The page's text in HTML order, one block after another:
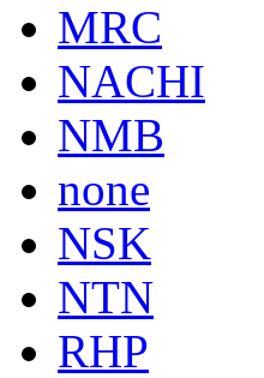
MRC
NACHI
NMB
none
NSK
NTN
RHP